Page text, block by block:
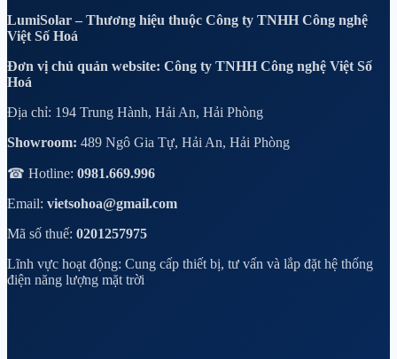
LumiSolar – Thương hiệu thuộc Công ty TNHH Công nghệ
Việt Số Hoá
Đơn vị chủ quản website: Công ty TNHH Công nghệ Việt Số
Hoá
Địa chỉ: 194 Trung Hành, Hải An, Hải Phòng
Showroom: 489 Ngô Gia Tự, Hải An, Hải Phòng
☎ Hotline: 0981.669.996
Email: vietsohoa@gmail.com
Mã số thuế: 0201257975
Lĩnh vực hoạt động: Cung cấp thiết bị, tư vấn và lắp đặt hệ thống
điện năng lượng mặt trời